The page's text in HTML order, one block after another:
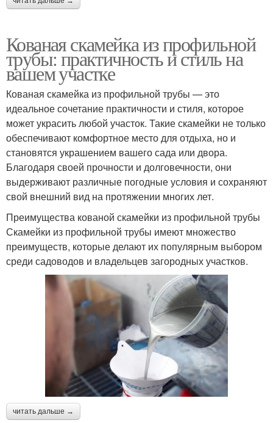
Кованая скамейка из профильной
трубы: практичность и стиль на
вашем участке
Кованая скамейка из профильной трубы — это
идеальное сочетание практичности и стиля, которое
может украсить любой участок. Такие скамейки не только
обеспечивают комфортное место для отдыха, но и
становятся украшением вашего сада или двора.
Благодаря своей прочности и долговечности, они
выдерживают различные погодные условия и сохраняют
свой внешний вид на протяжении многих лет.
Преимущества кованой скамейки из профильной трубы
Скамейки из профильной трубы имеют множество
преимуществ, которые делают их популярным выбором
среди садоводов и владельцев загородных участков.
читать дальше →